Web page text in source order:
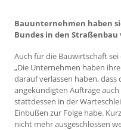
Bauunternehmen haben
Bundes in den Straßenbau
Auch für die Bauwirtschaft
„Die Unternehmen haben
darauf verlassen haben,
angekündigten Aufträge
stattdessen in der
Einbußen zur Folge habe.
nicht mehr ausgeschlossen